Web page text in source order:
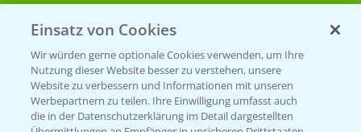
Beratung auf WhatsApp
T.+49 (0)174 346 564 1
KONTAKT
Einsatz von Cookies
Wir würden gerne optionale Cookies verwenden, um Ihre
Nutzung dieser Website besser zu verstehen, unsere
Website zu verbessern und Informationen mit unseren
Werbepartnern zu teilen. Ihre Einwilligung umfasst auch
die in der Datenschutzerklärung im Detail dargestellten